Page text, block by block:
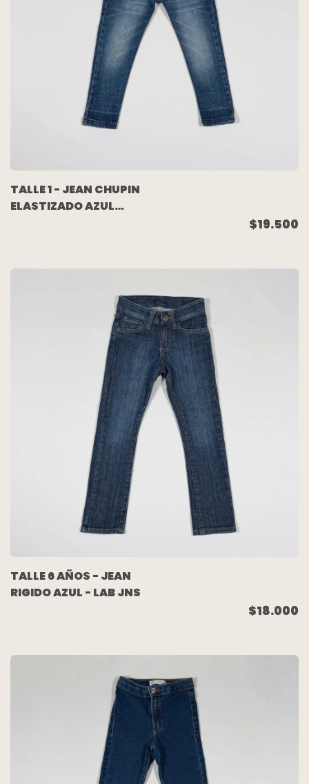
TALLE 1 - JEAN CHUPIN
ELASTIZADO AZUL
$19.500
TALLE 6 AÑOS - JEAN
RIGIDO AZUL - LAB JNS
$18.000